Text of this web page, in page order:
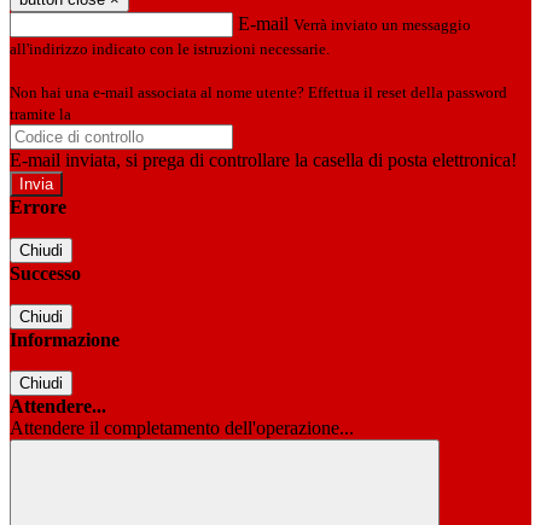
E-mail Verrà inviato un messaggio
all'indirizzo indicato con le istruzioni necessarie.
Non hai una e-mail associata al nome utente? Effettua il reset della password
tramite la
E-mail inviata, si prega di controllare la casella di posta elettronica!
Errore
Chiudi
Successo
Chiudi
Informazione
Chiudi
Attendere...
Attendere il completamento dell'operazione...